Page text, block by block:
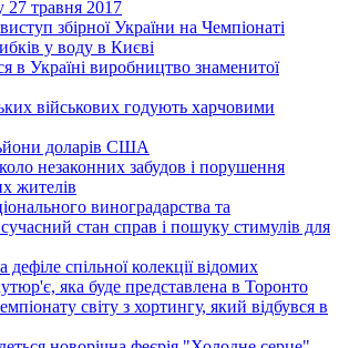
27 травня 2017
збірної України на Чемпіонаті
у воду в Києві
в Україні виробництво знаменитої
військових годують харчовими
доларів США
незаконних забудов і порушення
жителів
виноградарства та
стан справ і пошуку стимулів для
дефіле спільної колекції відомих
яка буде представлена в Торонто
світу з хортингу, який відбувся в